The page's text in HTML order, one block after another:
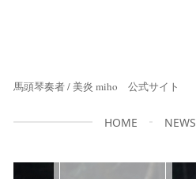
馬頭琴奏者 / 美炎 miho 公式サイト
HOME NEWS